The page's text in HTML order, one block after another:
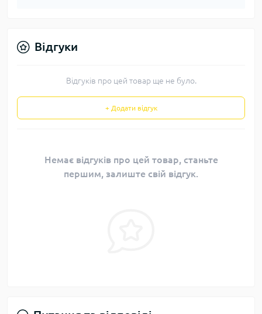
Відгуки
Відгуків про цей товар ще не було.
+ Додати відгук
Немає відгуків про цей товар, станьте
першим, залиште свій відгук.